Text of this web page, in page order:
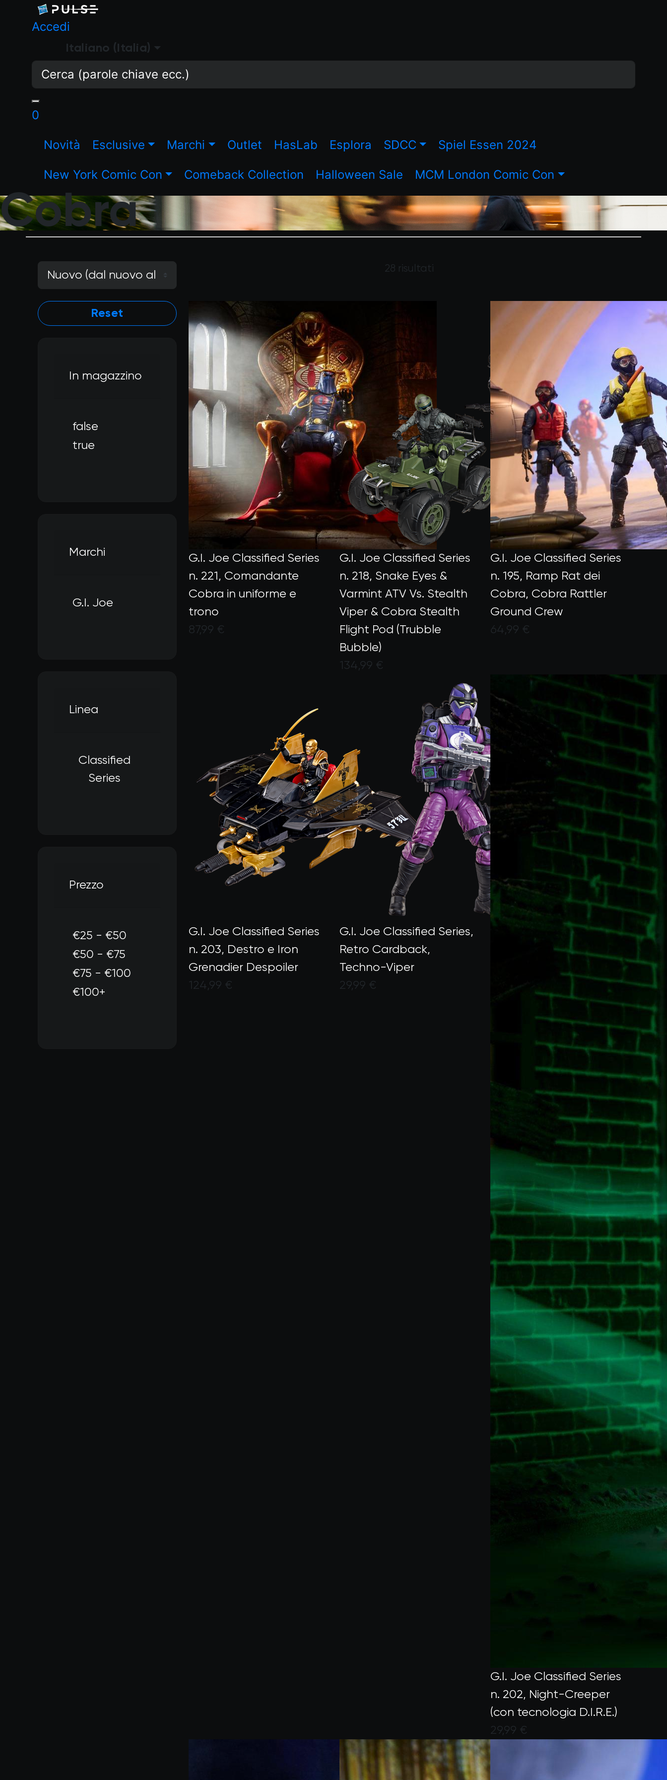
Accedi
Italiano (Italia)
0
Novità Esclusive Marchi Outlet HasLab Esplora SDCC Spiel Essen 2024
New York Comic Con Comeback Collection Halloween Sale MCM London Comic Con
Cobra
28 risultati
Reset
In magazzino
false
Filtra per In magazzino: false
true
Filtra per In magazzino: true
Marchi
G.I. Joe
Linea
Classified
Series Filtra per Linea: Classified Series
Prezzo
€25 - €50
Filtra per Prezzo: €25 - €50
€50 - €75
Filtra per Prezzo: €50 - €75
€75 - €100
Filtra per Prezzo: €75 - €100
€100+
G.I. Joe Classified Series
n. 221, Comandante
Cobra in uniforme e
trono
87,99 €
Valutato dai clienti con un punteggio di 5 su 5
G.I. Joe Classified Series
n. 218, Snake Eyes &
Varmint ATV Vs. Stealth
Viper & Cobra Stealth
Flight Pod (Trubble
Bubble)
134,99 €
Valutato dai clienti con un punteggio di 5 su 5
G.I. Joe Classified Series
n. 195, Ramp Rat dei
Cobra, Cobra Rattler
Ground Crew
64,99 €
G.I. Joe Classified Series
n. 203, Destro e Iron
Grenadier Despoiler
124,99 €
G.I. Joe Classified Series,
Retro Cardback,
Techno-Viper
29,99 €
Valutato dai clienti con un punteggio di 4,8 su 5
G.I. Joe Classified Series
n. 202, Night-Creeper
(con tecnologia D.I.R.E.)
29,99 €
Valutato dai clienti con un